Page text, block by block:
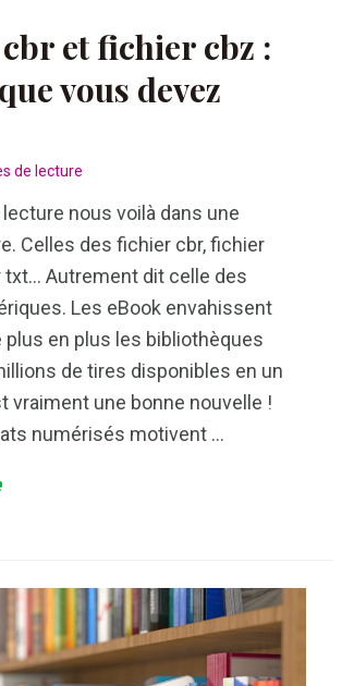
et fichier cbz :
vous devez
de lecture
nous voilà dans une
Celles des fichier cbr, fichier
txt… Autrement dit celle des
Les eBook envahissent
en plus les bibliothèques
de tires disponibles en un
vraiment une bonne nouvelle !
numérisés motivent …